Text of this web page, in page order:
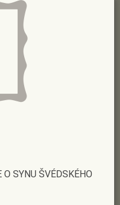
SYNU ŠVÉDSKÉHO